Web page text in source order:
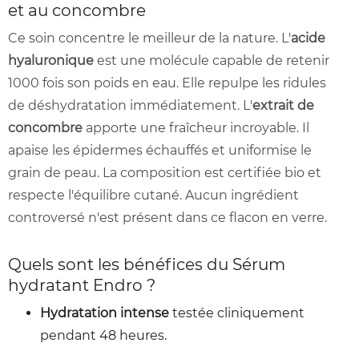
et au concombre
Ce soin concentre le meilleur de la nature. L'acide
hyaluronique est une molécule capable de retenir
1000 fois son poids en eau. Elle repulpe les ridules
de déshydratation immédiatement. L'extrait de
concombre apporte une fraîcheur incroyable. Il
apaise les épidermes échauffés et uniformise le
grain de peau. La composition est certifiée bio et
respecte l'équilibre cutané. Aucun ingrédient
controversé n'est présent dans ce flacon en verre.
Quels sont les bénéfices du Sérum
hydratant Endro ?
Hydratation intense testée cliniquement
pendant 48 heures.